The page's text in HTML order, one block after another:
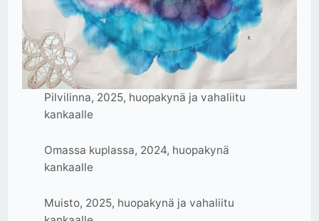
Pilvilinna, 2025, huopakynä ja vahaliitu
kankaalle
Omassa kuplassa, 2024, huopakynä
kankaalle
Muisto, 2025, huopakynä ja vahaliitu